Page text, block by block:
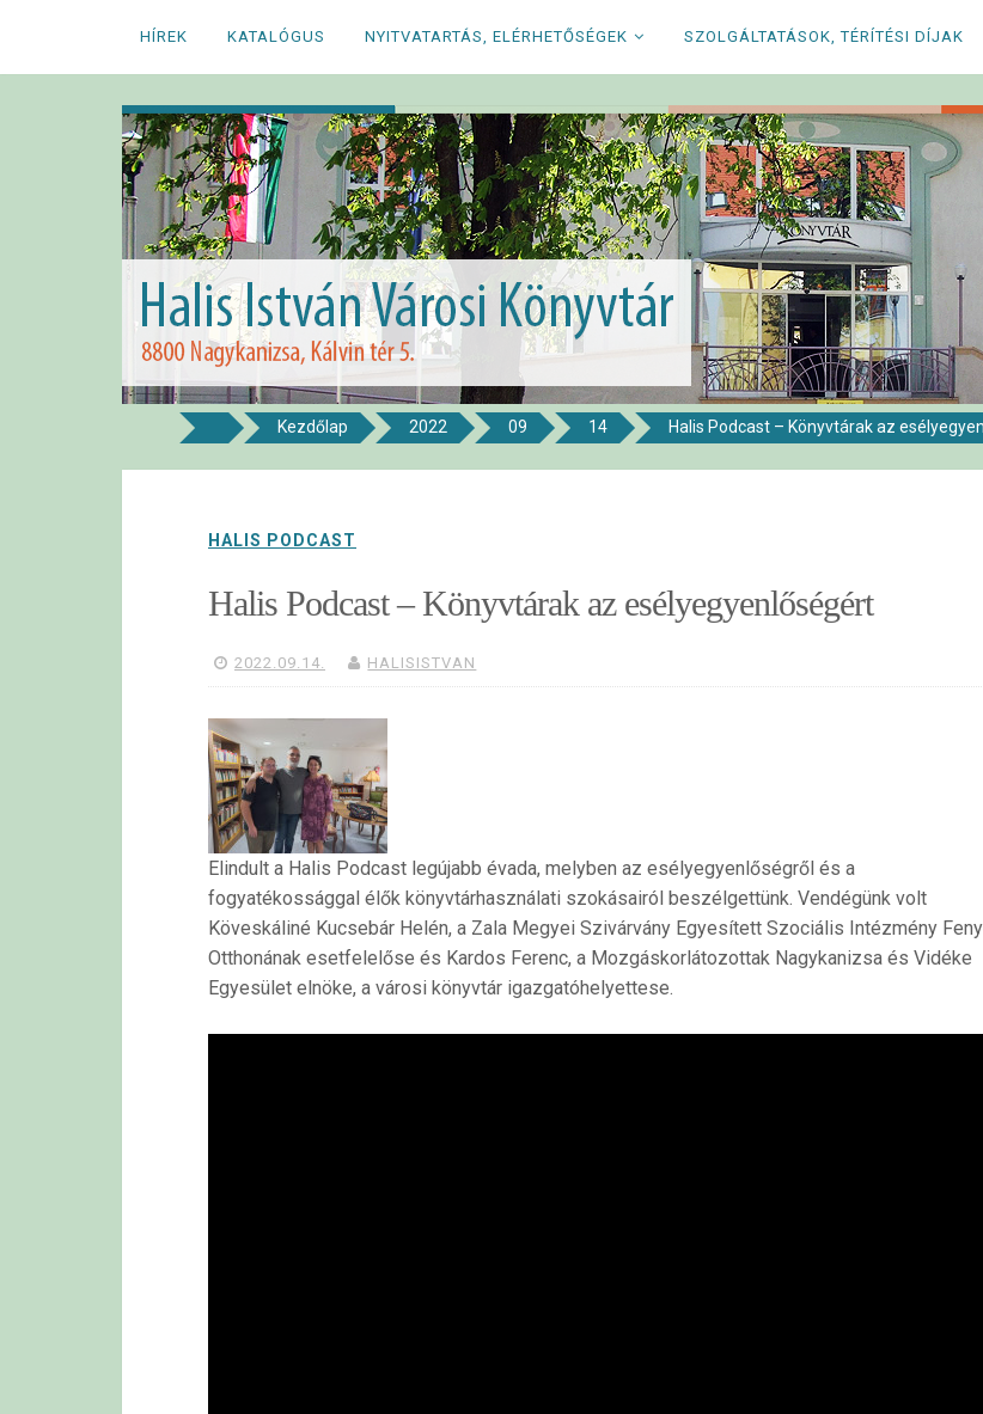
HÍREK KATALÓGUS NYITVATARTÁS, ELÉRHETŐSÉGEK SZOLGÁLTATÁSOK, TÉRÍTÉSI DÍJAK
Halis István Városi Könyvtár
Kezdőlap 2022 09 14 Halis Podcast – Könyvtárak az
HALIS PODCAST
Halis Podcast – Könyvtárak az esélyegyenlőségért
2022.09.14. HALISISTVAN
Elindult a Halis Podcast legújabb évada, melyben az esélyegyenlőségről és a
fogyatékossággal élők könyvtárhasználati szokásairól beszélgettünk. Vendégünk volt
Köveskáliné Kucsebár Helén, a Zala Megyei Szivárvány Egyesített Szociális Intézmény
Otthonának esetfelelőse és Kardos Ferenc, a Mozgáskorlátozottak Nagykanizsa és Vidéke
Egyesület elnöke, a városi könyvtár igazgatóhelyettese.